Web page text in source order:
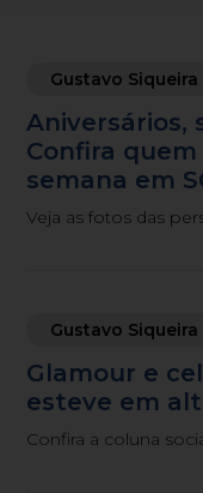
Gustavo Siqueira
Aniversários,
Confira
semana em
Veja as fotos das
Gustavo Siqueira
Glamour e
esteve em
Confira a coluna